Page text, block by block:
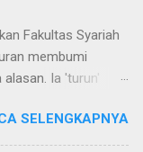
Fakultas Syariah
membumi
Ia 'turun'
hidup dan
dan Nur
SELENGKAPNYA